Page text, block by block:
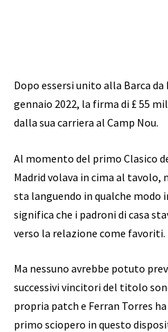
Dopo essersi unito alla Barca
gennaio 2022, la firma di £ 55
dalla sua carriera al Camp Nou.
Al momento del primo Clasico
Madrid volava in cima al tavolo,
sta languendo in qualche modo
significa che i padroni di casa
verso la relazione come favoriti.
Ma nessuno avrebbe potuto
successivi vincitori del titolo
propria patch e Ferran Torres
primo sciopero in questo